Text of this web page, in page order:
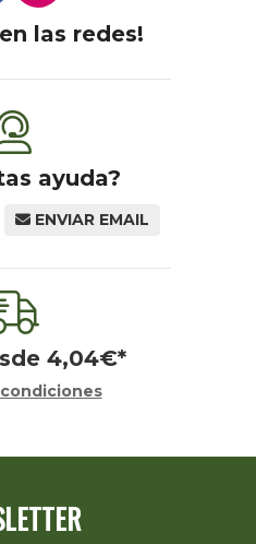
las redes!
ayuda?
ENVIAR EMAIL
4,04€*